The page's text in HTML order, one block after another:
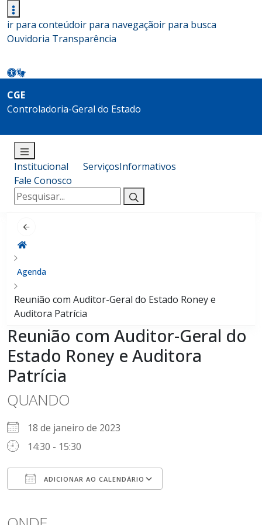
ir para conteúdoir para navegaçãoir para busca
Ouvidoria Transparência
CGE
Controladoria-Geral do Estado
Institucional ServiçosInformativos
Fale Conosco
Pesquisar
por:
Agenda
Reunião com Auditor-Geral do Estado Roney e
Auditora Patrícia
Reunião com Auditor-Geral do
Estado Roney e Auditora
Patrícia
QUANDO
18 de janeiro de 2023
14:30 - 15:30
ADICIONAR AO CALENDÁRIO